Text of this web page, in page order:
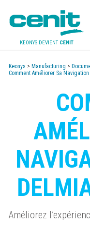
KEONYS DEVIENT CENIT
Keonys > Manufacturing >
Comment Améliorer Sa
Améliorez